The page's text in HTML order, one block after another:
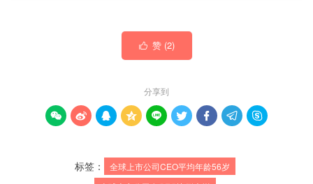
 赞 (2)
分享到
        
标签：
全球上市公司CEO平均年龄56岁